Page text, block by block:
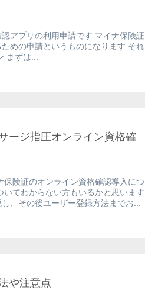
アプリの利用申請です マイナ保険証
めの申請というものになります それ
まずは...
ージ指圧オンライン資格確
険証のオンライン資格確認導入につ
てわからない方もいるかと思います
、その後ユーザー登録方法までお...
や注意点